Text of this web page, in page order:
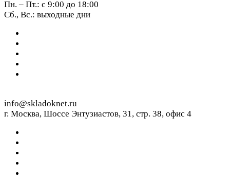
Пн. – Пт.: с 9:00 до 18:00
Сб., Вс.: выходные дни
info@skladoknet.ru
г. Москва, Шоссе Энтузиастов, 31, стр. 38, офис 4